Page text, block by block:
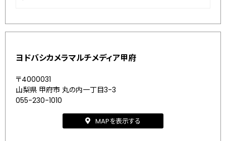
ヨドバシカメラマルチメディア甲府
〒4000031
山梨県 甲府市 丸の内一丁目3-3
055-230-1010
MAPを表示する